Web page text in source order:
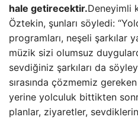
hale getirecektir.Deneyimli
Öztekin, şunları söyledi:
programları, neşeli şarkılar
müzik sizi olumsuz
sevdiğiniz şarkıları da
sırasında çözmemiz
yerine yolculuk bittikten
planlar, ziyaretler,